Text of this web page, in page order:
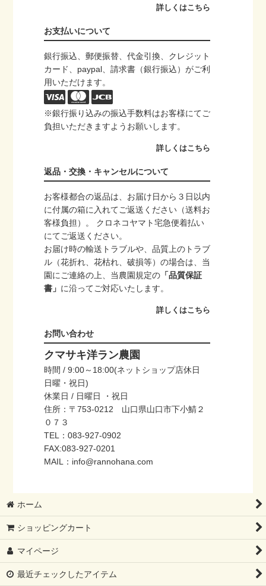
詳しくはこちら
お支払いについて
銀行振込、郵便振替、代金引換、クレジット
カード、paypal、請求書（銀行振込）がご利
用いただけます。
※銀行振り込みの振込手数料はお客様にてご
負担いただきますようお願いします。
詳しくはこちら
返品・交換・キャンセルについて
お客様都合の返品は、お届け日から３日以内
に付属の箱に入れてご返送ください（送料お
客様負担）。 クロネコヤマト宅急便着払い
にてご返送ください。
お届け時の輸送トラブルや、品質上のトラブ
ル（花折れ、花枯れ、破損等）の場合は、当
園にご連絡の上、当農園規定の 「品質保証
書」 に沿ってご対応いたします。
詳しくはこちら
お問い合わせ
クマサキ洋ラン農園
時間 / 9:00～18:00(ネットショップ店休日
日曜・祝日)
休業日 / 日曜日 ・祝日
住所：〒753-0212 山口県山口市下小鯖２
０７３
TEL：083-927-0902
FAX:083-927-0201
MAIL：info@rannohana.com
ホーム
ショッピングカート
マイページ
最近チェックしたアイテム